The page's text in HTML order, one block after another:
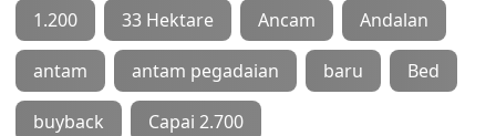
1.200 33 Hektare Ancam Andalan
antam antam pegadaian baru Bed
buyback Capai 2.700